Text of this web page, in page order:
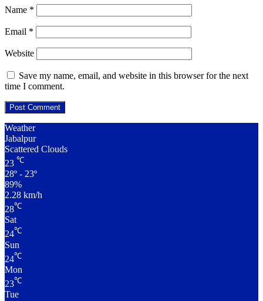
Name *
Email *
Website
Save my name, email, and website in this browser for the next
time I comment.
Weather
Jabalpur
Scattered Clouds
23 ℃
28º - 23º
89%
2.28 km/h
28℃
Sat
24℃
Sun
24℃
Mon
23℃
Tue